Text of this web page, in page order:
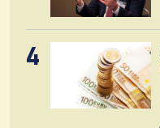
4